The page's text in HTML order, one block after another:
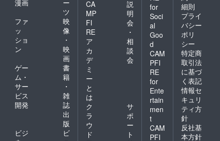
漫画
ー
ツ
ファ
ッ
ショ
ン
映
像
・
映
画
ゲー
ム・
サー
ビス
開発
書
籍
・
雑
誌
出
版
ビジ
ビ
CA
MP
FI
RE
ア
カ
デ
ミ
ー
と
は
説
明
会
・
相
談
会
ク
ラ
ウ
ド
サ
ポ
ー
ト
for
Soci
al
Goo
d
CAM
PFI
RE
for
Ente
rtain
men
t
CAM
PFI
細則
プライ
バシー
ポリ
シー
特定商
取引法
に基づ
く表記
情報セ
キュリ
ティ方
針
反社基
本方針